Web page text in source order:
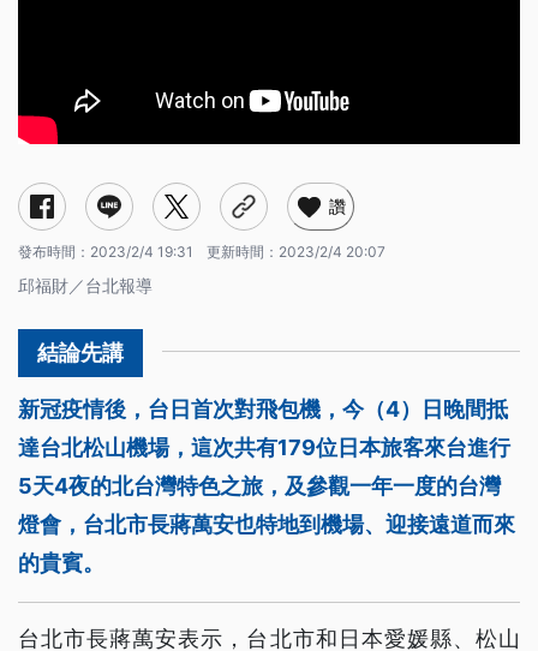
讚
發布時間： 2023/2/4 19:31 更新時間： 2023/2/4 20:07
邱福財／台北報導
新冠疫情後，台日首次對飛包機，今（4）日晚間抵
達台北松山機場，這次共有179位日本旅客來台進行
5天4夜的北台灣特色之旅，及參觀一年一度的台灣
燈會，台北市長蔣萬安也特地到機場、迎接遠道而來
的貴賓。
台北市長蔣萬安表示，台北市和日本愛媛縣、松山